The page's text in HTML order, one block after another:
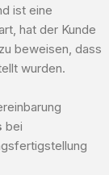
ist eine
hat der Kunde
beweisen, dass
wurden.
bei